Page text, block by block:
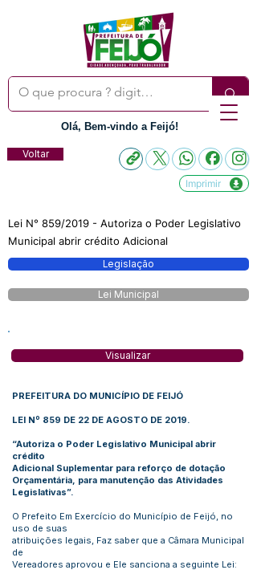
Olá, Bem-vindo a Feijó!
Voltar
Imprimir
Lei N° 859/2019 - Autoriza o Poder Legislativo
Municipal abrir crédito Adicional
Legislação
Lei Municipal
Visualizar
PREFEITURA DO MUNICÍPIO DE FEIJÓ
LEI Nº 859 DE 22 DE AGOSTO DE 2019.
“Autoriza o Poder Legislativo Municipal abrir
crédito
Adicional Suplementar para reforço de dotação
Orçamentária, para manutenção das Atividades
Legislativas”.
O Prefeito Em Exercício do Município de Feijó, no
uso de suas
atribuições legais, Faz saber que a Câmara Municipal
de
Vereadores aprovou e Ele sanciona a seguinte Lei: